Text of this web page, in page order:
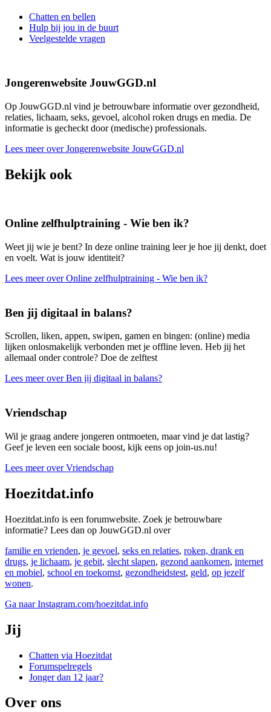
Chatten en bellen
Hulp bij jou in de buurt
Veelgestelde vragen
Jongerenwebsite JouwGGD.nl
Op JouwGGD.nl vind je betrouwbare informatie over gezondheid,
relaties, lichaam, seks, gevoel, alcohol roken drugs en media. De
informatie is gecheckt door (medische) professionals.
Lees meer over Jongerenwebsite JouwGGD.nl
Bekijk ook
Online zelfhulptraining - Wie ben ik?
Weet jij wie je bent? In deze online training leer je hoe jij denkt, doet
en voelt. Wat is jouw identiteit?
Lees meer over Online zelfhulptraining - Wie ben ik?
Ben jij digitaal in balans?
Scrollen, liken, appen, swipen, gamen en bingen: (online) media
lijken onlosmakelijk verbonden met je offline leven. Heb jij het
allemaal onder controle? Doe de zelftest
Lees meer over Ben jij digitaal in balans?
Vriendschap
Wil je graag andere jongeren ontmoeten, maar vind je dat lastig?
Geef je leven een sociale boost, kijk eens op join-us.nu!
Lees meer over Vriendschap
Hoezitdat.info
Hoezitdat.info is een forumwebsite. Zoek je betrouwbare
informatie? Lees dan op JouwGGD.nl over
familie en vrienden, je gevoel, seks en relaties, roken, drank en
drugs, je lichaam, je gebit, slecht slapen, gezond aankomen, internet
en mobiel, school en toekomst, gezondheidstest, geld, op jezelf
wonen.
Ga naar Instagram.com/hoezitdat.info
Jij
Chatten via Hoezitdat
Forumspelregels
Jonger dan 12 jaar?
Over ons